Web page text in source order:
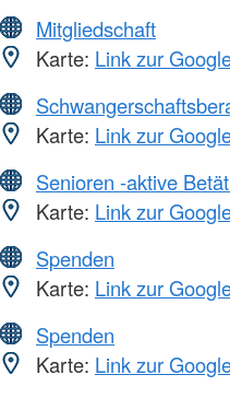
Mitgliedschaft
Karte: Link zur
Karte: Link zur
Senioren -aktive
Karte: Link zur
Spenden
Karte: Link zur
Spenden
Karte: Link zur